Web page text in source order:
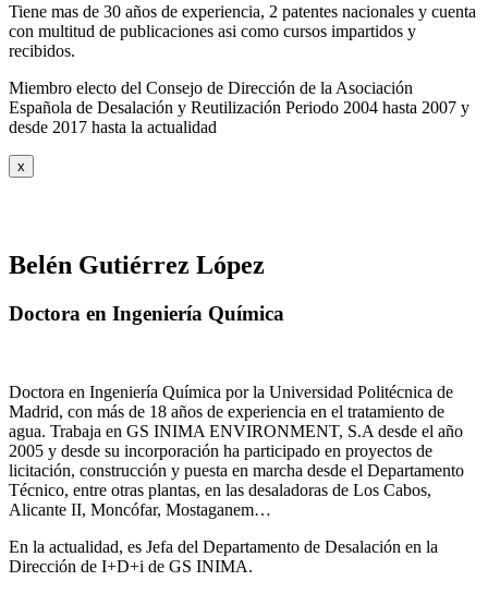
Tiene mas de 30 años de experiencia, 2 patentes nacionales y cuenta
con multitud de publicaciones asi como cursos impartidos y
recibidos.
Miembro electo del Consejo de Dirección de la Asociación
Española de Desalación y Reutilización Periodo 2004 hasta 2007 y
desde 2017 hasta la actualidad
x
Belén Gutiérrez López
Doctora en Ingeniería Química
Doctora en Ingeniería Química por la Universidad Politécnica de
Madrid, con más de 18 años de experiencia en el tratamiento de
agua. Trabaja en GS INIMA ENVIRONMENT, S.A desde el año
2005 y desde su incorporación ha participado en proyectos de
licitación, construcción y puesta en marcha desde el Departamento
Técnico, entre otras plantas, en las desaladoras de Los Cabos,
Alicante II, Moncófar, Mostaganem…
En la actualidad, es Jefa del Departamento de Desalación en la
Dirección de I+D+i de GS INIMA.